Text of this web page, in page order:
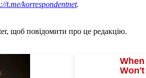
t.me/korrespondentnet.
щоб повідомити про це редакцію.